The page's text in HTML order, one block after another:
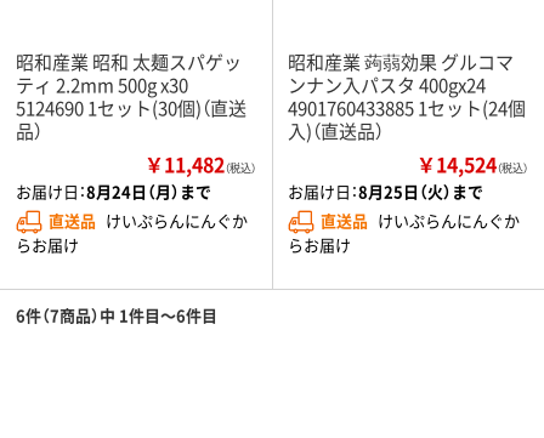
昭和産業 昭和 太麺スパゲッ
ティ 2.2mm 500g x30
5124690 1セット(30個)（直送
品）
￥11,482（税込）
お届け日：8月24日（月）まで
直送品 けいぷらんにんぐか
らお届け
昭和産業 蒟蒻効果 グルコマ
ンナン入パスタ 400gx24
4901760433885 1セット(24個
入)（直送品）
￥14,524（税込）
お届け日：8月25日（火）まで
直送品 けいぷらんにんぐか
らお届け
6件（7商品）中 1件目～6件目